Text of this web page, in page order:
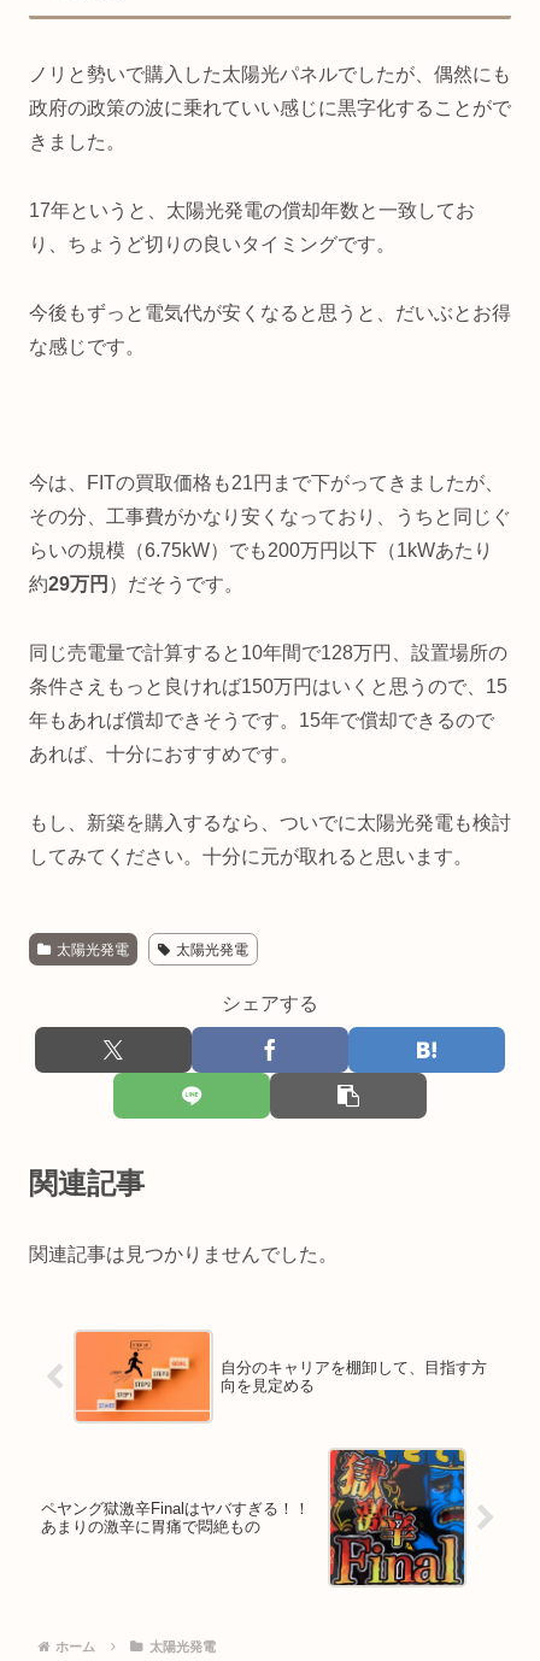
ノリと勢いで購入した太陽光パネルでしたが、偶然にも
政府の政策の波に乗れていい感じに黒字化することがで
きました。
17年というと、太陽光発電の償却年数と一致してお
り、ちょうど切りの良いタイミングです。
今後もずっと電気代が安くなると思うと、だいぶとお得
な感じです。
今は、FITの買取価格も21円まで下がってきましたが、
その分、工事費がかなり安くなっており、うちと同じぐ
らいの規模（6.75kW）でも200万円以下（1kWあたり
約29万円 ）だそうです。
同じ売電量で計算すると10年間で128万円、設置場所の
条件さえもっと良ければ150万円はいくと思うので、15
年もあれば償却できそうです。15年で償却できるので
あれば、十分におすすめです。
もし、新築を購入するなら、ついでに太陽光発電も検討
してみてください。十分に元が取れると思います。
太陽光発電 太陽光発電
シェアする
関連記事
関連記事は見つかりませんでした。
自分のキャリアを棚卸して、目指す方
向を見定める
ペヤング獄激辛Finalはヤバすぎる！！
あまりの激辛に胃痛で悶絶もの
ホーム 太陽光発電